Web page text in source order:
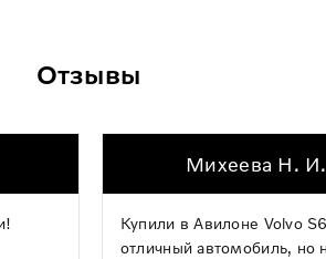
Отзывы
Михеева Н. И.
Купили в Авилоне Volvo
отличный автомобиль, но